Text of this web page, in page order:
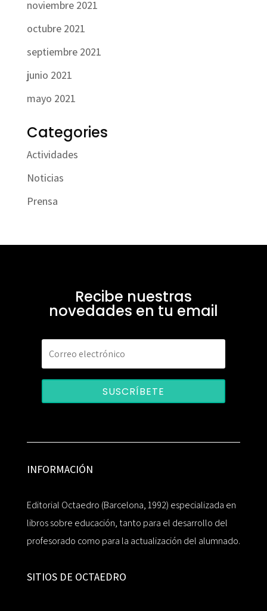
noviembre 2021
octubre 2021
septiembre 2021
junio 2021
mayo 2021
Categories
Actividades
Noticias
Prensa
Recibe nuestras
novedades en tu email
SUSCRÍBETE
INFORMACIÓN
Editorial Octaedro (Barcelona, 1992) especializada en
libros sobre educación, tanto para el desarrollo del
profesorado como para la actualización del alumnado.
SITIOS DE OCTAEDRO